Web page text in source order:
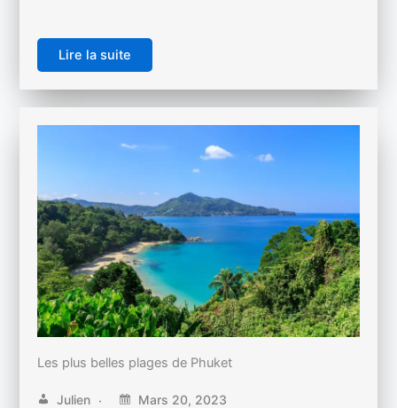
Lire la suite
Les plus belles plages de Phuket
Julien Mars 20, 2023